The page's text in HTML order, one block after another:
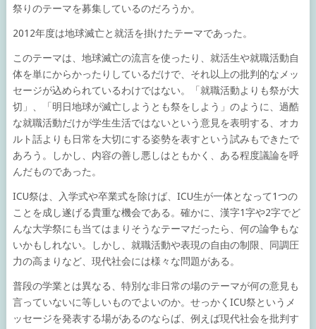
祭りのテーマを募集しているのだろうか。
2012年度は地球滅亡と就活を掛けたテーマであった。
このテーマは、地球滅亡の流言を使ったり、就活生や就職活動自
体を単にからかったりしているだけで、それ以上の批判的なメッ
セージが込められているわけではない。「就職活動よりも祭が大
切」、「明日地球が滅亡しようとも祭をしよう」のように、過酷
な就職活動だけが学生生活ではないという意見を表明する、オカ
ルト話よりも日常を大切にする姿勢を表すという試みもできたで
あろう。しかし、内容の善し悪しはともかく、ある程度議論を呼
んだものであった。
ICU祭は、入学式や卒業式を除けば、ICU生が一体となって1つの
ことを成し遂げる貴重な機会である。確かに、漢字1字や2字でど
んな大学祭にも当てはまりそうなテーマだったら、何の論争もな
いかもしれない。しかし、就職活動や表現の自由の制限、同調圧
力の高まりなど、現代社会には様々な問題がある。
普段の学業とは異なる、特別な非日常の場のテーマが何の意見も
言っていないに等しいものでよいのか。せっかくICU祭というメ
ッセージを発表する場があるのならば、例えば現代社会を批判す